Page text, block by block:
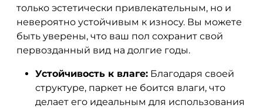
только эстетически привлекательным, но и
невероятно устойчивым к износу. Вы можете
быть уверены, что ваш пол сохранит свой
первозданный вид на долгие годы.
Устойчивость к влаге: Благодаря своей
структуре, паркет не боится влаги, что
делает его идеальным для использования